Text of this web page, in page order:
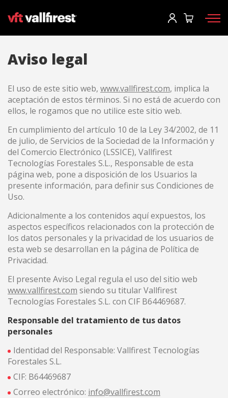
Iniciar sesión
Usuario*
Contraseña *
Iniciar sesión
¿Has olvidado tu contraseña?
o
Crear una cuenta
Equipos de protección
Mochilas
Motobombas y maquinaria
Autobombas forestales
Aerial
Accesorios
ES EN
(+34) 93 867 87 79
Contáctanos
Aviso legal
El uso de este sitio web, www.vallfirest.com, implica la
aceptación de estos términos. Si no está de acuerdo con
ellos, le rogamos que no utilice este sitio web.
En cumplimiento del artículo 10 de la Ley 34/2002, de 11
de julio, de Servicios de la Sociedad de la Información y
del Comercio Electrónico (LSSICE), Vallfirest
Tecnologías Forestales S.L., Responsable de esta
página web, pone a disposición de los Usuarios la
presente información, para definir sus Condiciones de
Uso.
Adicionalmente a los contenidos aquí expuestos, los
aspectos específicos relacionados con la protección de
los datos personales y la privacidad de los usuarios de
esta web se desarrollan en la página de Política de
Privacidad.
El presente Aviso Legal regula el uso del sitio web
www.vallfirest.com siendo su titular Vallfirest
Tecnologías Forestales S.L. con CIF B64469687.
Responsable del tratamiento de tus datos
personales
Identidad del Responsable: Vallfirest Tecnologías
Forestales S.L.
CIF: B64469687
Correo electrónico: info@vallfirest.com
Solicitar catálogo
He leído y acepto el Aviso legal y la Política de
privacidad